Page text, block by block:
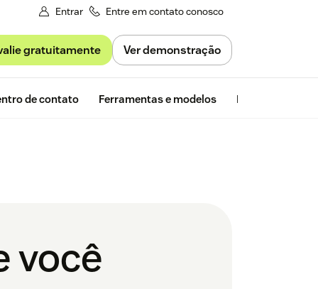
Entrar Entre em contato conosco
gratuitamente Ver demonstração
de contato Ferramentas e modelos Insights da
você